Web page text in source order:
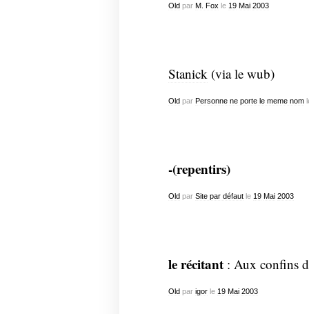
Oldpar M. Fox le 19 Mai 2003
Stanick (via le wub)
Oldpar Personne ne porte le meme nom
-(repentirs)
Old par Site par défautle 19 Mai 2003
le récitant: Aux confins
Old par igorle 19 Mai 2003